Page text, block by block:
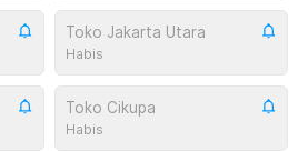
Toko Jakarta Utara
Habis
Toko Cikupa
Habis